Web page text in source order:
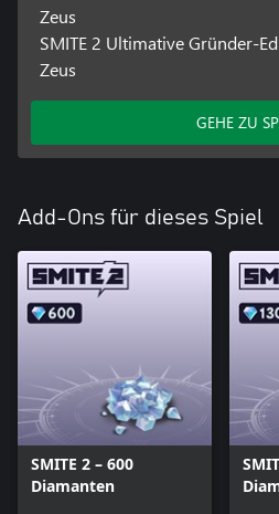
Zeus
SMITE 2 Ultimative Gründer-
Zeus
GEHE ZU
Add-Ons für dieses Spiel
SMITE 2 – 600
Diamanten